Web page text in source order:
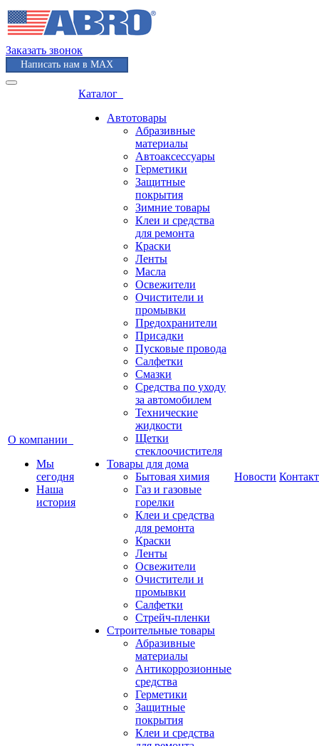
Заказать звонок
Написать нам в MAX
О компании
Мы
сегодня
Наша
история
Каталог
Автотовары
Абразивные
материалы
Автоаксессуары
Герметики
Защитные
покрытия
Зимние товары
Клеи и средства
для ремонта
Краски
Ленты
Масла
Освежители
Очистители и
промывки
Предохранители
Присадки
Пусковые провода
Салфетки
Смазки
Средства по уходу
за автомобилем
Технические
жидкости
Щетки
стеклоочистителя
Товары для дома
Бытовая химия
Газ и газовые
горелки
Клеи и средства
для ремонта
Краски
Ленты
Освежители
Очистители и
промывки
Салфетки
Стрейч-пленки
Строительные товары
Абразивные
материалы
Антикоррозионные
средства
Герметики
Защитные
покрытия
Клеи и средства
Новости